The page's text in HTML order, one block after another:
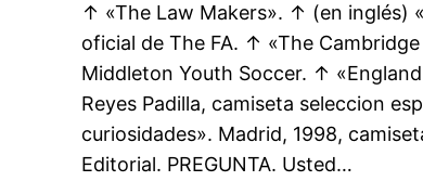
↑ «The Law Makers». ↑ (en inglés)
oficial de The FA. ↑ «The
Middleton Youth Soccer. ↑
Reyes Padilla, camiseta seleccion
curiosidades». Madrid, 1998,
Editorial. PREGUNTA. Usted…